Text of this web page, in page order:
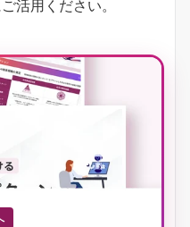
活用ください。